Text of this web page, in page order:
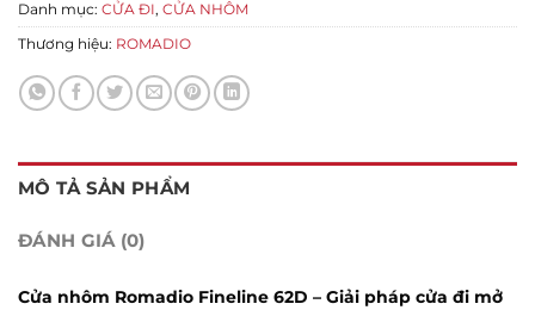
Danh mục: CỬA ĐI, CỬA NHÔM
Thương hiệu: ROMADIO
MÔ TẢ SẢN PHẨM
ĐÁNH GIÁ (0)
Cửa nhôm Romadio Fineline 62D – Giải pháp cửa đi mở